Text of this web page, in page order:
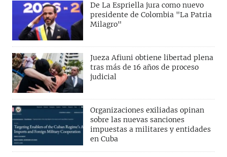
De La Espriella jura como nuevo
presidente de Colombia "La Patria
Milagro"
Jueza Afiuni obtiene libertad plena
tras más de 16 años de proceso
judicial
Organizaciones exiliadas opinan
sobre las nuevas sanciones
impuestas a militares y entidades
en Cuba